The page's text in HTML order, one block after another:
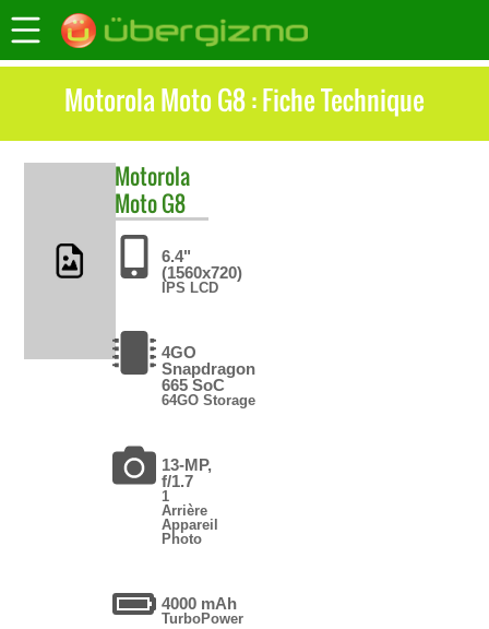
Motorola Moto G8 : Fiche Technique
Motorola
Moto G8
6.4"
(1560x720)
IPS LCD
4GO
Snapdragon
665 SoC
64GO Storage
13-MP,
f/1.7
1
Arrière
Appareil
Photo
4000 mAh
TurboPower